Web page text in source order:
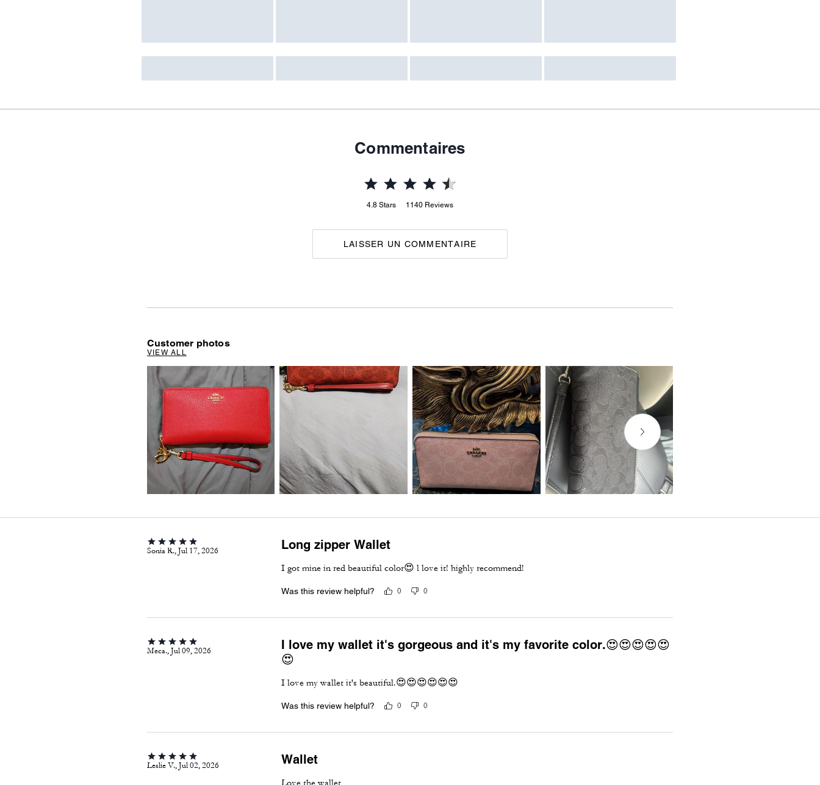
Commentaires
4.8 Stars 1140 Reviews
LAISSER UN COMMENTAIRE
Customer photos
VIEW ALL
Sonia R., Jul 17, 2026 Long zipper Wallet
I got mine in red beautiful color😍 l love it! highly recommend!
Was this review helpful? 0 0
Meca., Jul 09, 2026
I love my wallet it's gorgeous and it's my favorite color.😍😍😍😍😍
😍
I love my wallet it's beautiful.😍😍😍😍😍😍
Was this review helpful? 0 0
Leslie V., Jul 02, 2026 Wallet
Love the wallet